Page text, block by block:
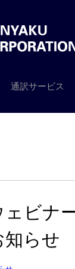
通訳サービス
ビナ
知らせ